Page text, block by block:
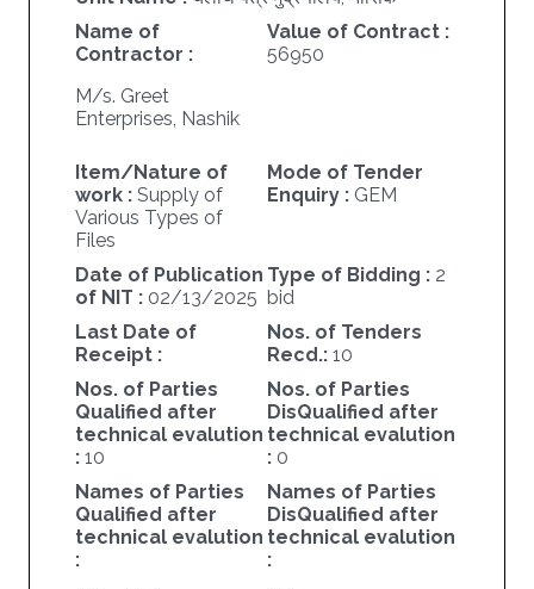
Name of
Contractor :
M/s. Greet
Enterprises, Nashik
Value of Contract :
56950
Item/Nature of
work : Supply of
Various Types of
Files
Mode of Tender
Enquiry : GEM
Date of Publication
of NIT : 02/13/2025
Type of Bidding : 2
bid
Last Date of
Receipt :
Nos. of Tenders
Recd.: 10
Nos. of Parties
Qualified after
technical evalution
: 10
Nos. of Parties
DisQualified after
technical evalution
: 0
Names of Parties
Qualified after
technical evalution
:
Names of Parties
DisQualified after
technical evalution
: